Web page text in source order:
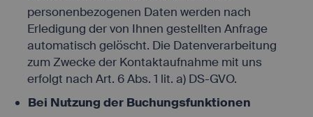
personenbezogenen Daten werden nach
Erledigung der von Ihnen gestellten Anfrage
automatisch gelöscht. Die Datenverarbeitung
zum Zwecke der Kontaktaufnahme mit uns
erfolgt nach Art. 6 Abs. 1 lit. a) DS-GVO.
Bei Nutzung der Buchungsfunktionen